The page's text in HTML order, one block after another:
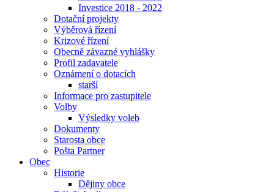
Investice 2018 - 2022
Dotační projekty
Výběrová řízení
Krizové řízení
Obecně závazné vyhlášky
Profil zadavatele
Oznámení o dotacích
starší
Informace pro zastupitele
Volby
Výsledky voleb
Dokumenty
Starosta obce
Pošta Partner
Obec
Historie
Dějiny obce